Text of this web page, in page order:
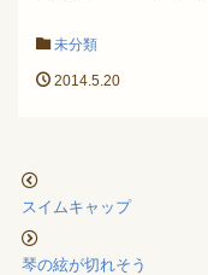
未分類
2014.5.20
スイムキャップ
琴の絃が切れそ